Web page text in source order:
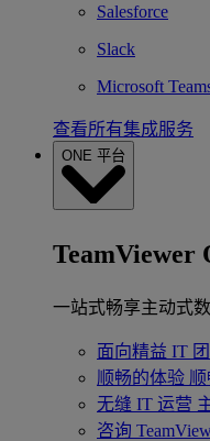
Salesforce
Slack
Microsoft
查看所有集成服务
ONE 平台
TeamViewer
一站式畅享主动式
面向精益 IT
顺畅的体验
无缝 IT 运营
咨询